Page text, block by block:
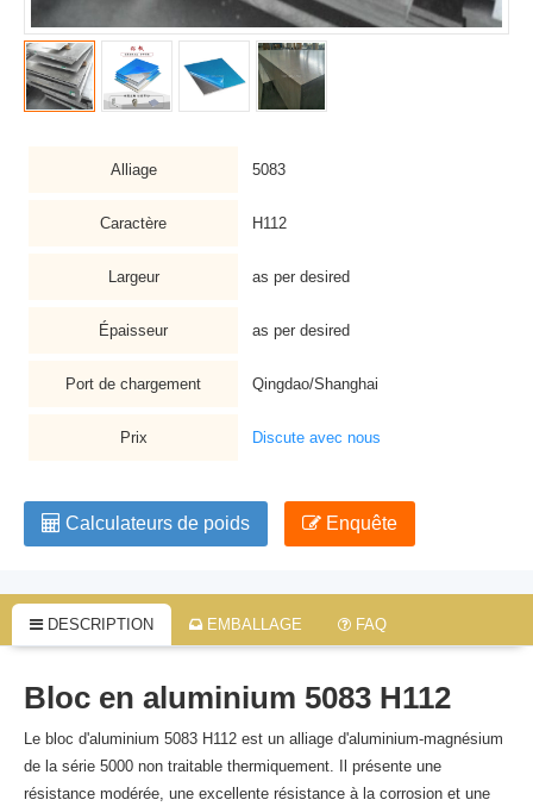
Alliage 5083
Caractère H112
Largeur as per desired
Épaisseur as per desired
Port de chargement Qingdao/Shanghai
Prix Discute avec nous
Calculateurs de poids Enquête
DESCRIPTION EMBALLAGE FAQ
Bloc en aluminium 5083 H112
Le bloc d'aluminium 5083 H112 est un alliage d'aluminium-magnésium
de la série 5000 non traitable thermiquement. Il présente une
résistance modérée, une excellente résistance à la corrosion et une